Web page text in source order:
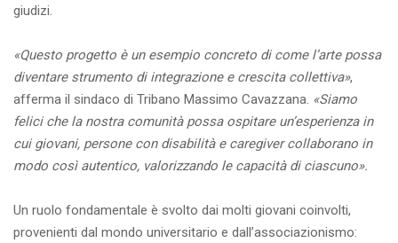
giudizi.
«Questo progetto è un esempio concreto di come l’arte possa
diventare strumento di integrazione e crescita collettiva»,
afferma il sindaco di Tribano Massimo Cavazzana. «Siamo
felici che la nostra comunità possa ospitare un’esperienza in
cui giovani, persone con disabilità e caregiver collaborano in
modo così autentico, valorizzando le capacità di ciascuno».
Un ruolo fondamentale è svolto dai molti giovani coinvolti,
provenienti dal mondo universitario e dall’associazionismo: